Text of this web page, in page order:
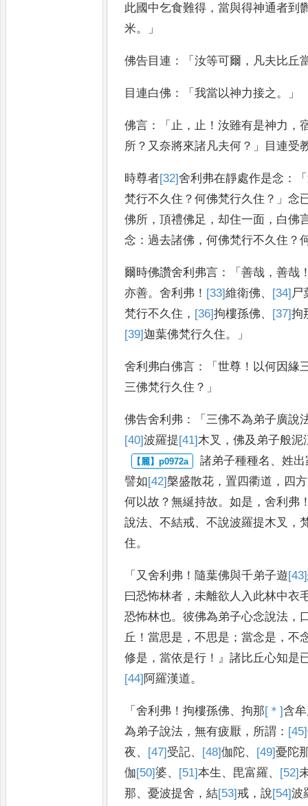
此國中乞食難得 ，當與得神通者到
米。」
佛告目連 ：「汝等可爾 ， 凡夫比丘
目連白佛 ：「我當以神力接之 。」
佛言 ：「 止 ， 止 ！汝雖有是神力 ，
所 ？ 又奈將來諸凡夫何 ？」 目連受
時尊者[32]舍利弗在靜處作是念 ：「
梵行不久住 ？何佛梵行久住 ？」念
佛所 ，頂禮佛足 ，却住一面 ， 白佛
念 ：過去諸佛 ，何佛梵行不久住 ？
爾時佛讚舍利弗言 ：「善哉 ，善哉
亦善。舍利弗 ！ [33]維衛佛、 [34] 尸
梵行不久住 ， [36]拘樓孫佛、 [37]拘
[39]迦葉佛梵行久住。」
舍利弗白佛言 ：「世尊 ！ 以何因緣
三佛梵行久住 ？」
佛告舍利弗 ：「 三佛不為弟子廣說
[40]波羅提[41]木叉 ，佛及弟子般泥
諸弟子種種名 、姓出
譬如[42]槃盛散花 ，置四衢道 ， 四
何以故 ？無綖持故。如是 ，舍利弗
說法、不結戒、不說波羅提木叉 ，
住。
「 又舍利弗 ！ 隨葉佛與千弟子遊[43]
曰恐怖林者 ， 未離欲人入此林中衣
恐怖林也。彼佛為弟子心念說法 ，
丘 ！當思是 ，不思是 ；當念是 ，不
修是 ，當依是行 ！』諸比丘心知是
[44]阿羅漢道。
「舍利 弗 ！拘樓孫佛、拘那[＊]含
為弟子說法 ，無有疲厭 ， 所謂 ： [45]
夜、 [47]受記、 [48]伽陀、 [49]憂陀
伽[50]婆、 [51]本生 、 毘富羅、 [52]
那、憂波提舍 ，結[53]戒 ，說[54]波